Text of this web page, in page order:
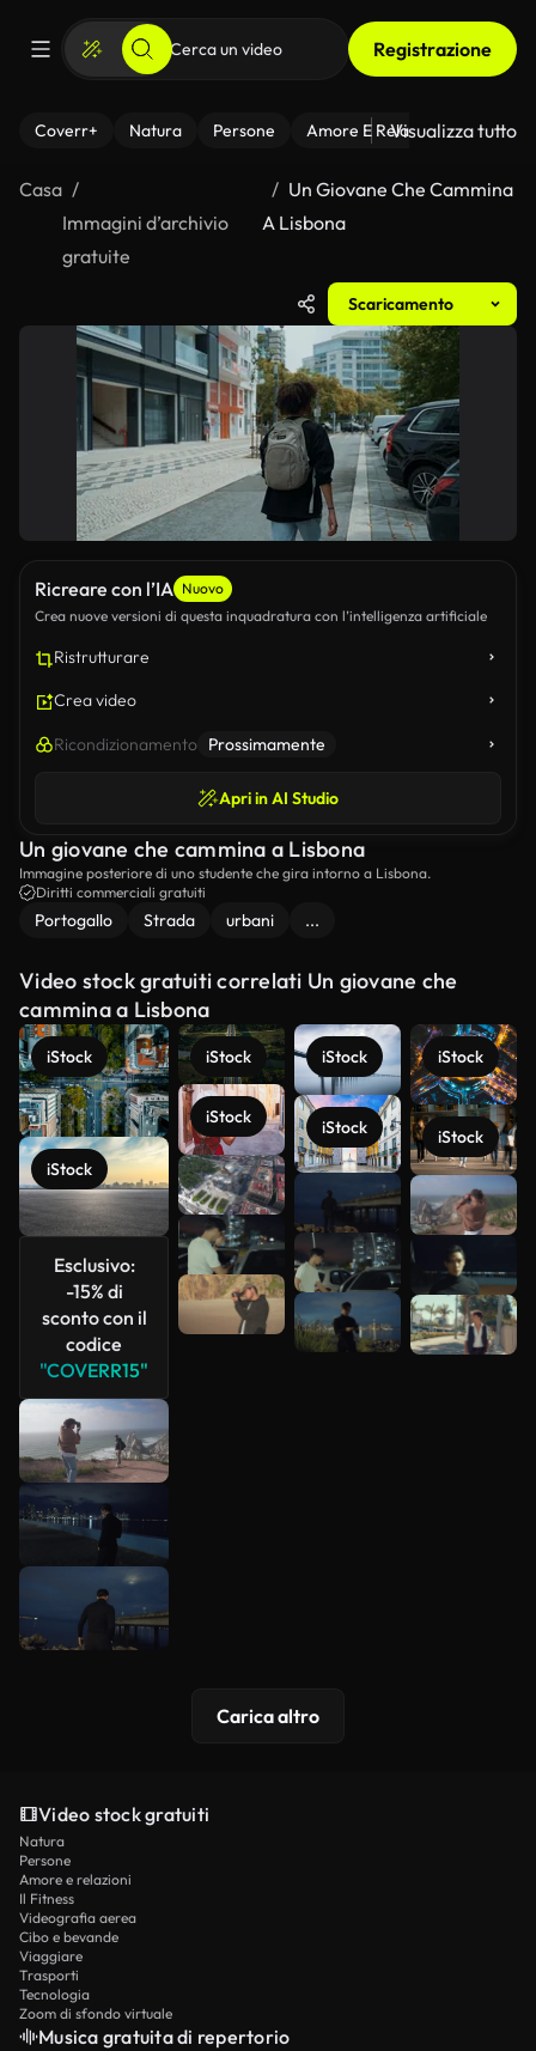
Registrazione
Coverr+ Natura Persone Amore E Relazioni Il
Visualizza tutto
Casa
Immagini d’archivio
gratuite
Un Giovane Che Cammina
A Lisbona
Scaricamento
Ricreare con l’IA Nuovo
Crea nuove versioni di questa inquadratura con l’intelligenza artificiale
Ristrutturare
Crea video
Ricondizionamento Prossimamente
Apri in AI Studio
Un giovane che cammina a Lisbona
Immagine posteriore di uno studente che gira intorno a Lisbona.
Diritti commerciali gratuiti
Portogallo Strada urbani ...
Video stock gratuiti correlati Un giovane che
cammina a Lisbona
iStock
iStock
Esclusivo:
-15% di
sconto con il
codice
"COVERR15"
iStock
iStock
iStock
iStock
iStock
iStock
Scopri di
più
Carica altro
Video stock gratuiti
Natura
Persone
Amore e relazioni
Il Fitness
Videografia aerea
Cibo e bevande
Viaggiare
Trasporti
Tecnologia
Zoom di sfondo virtuale
Musica gratuita di repertorio